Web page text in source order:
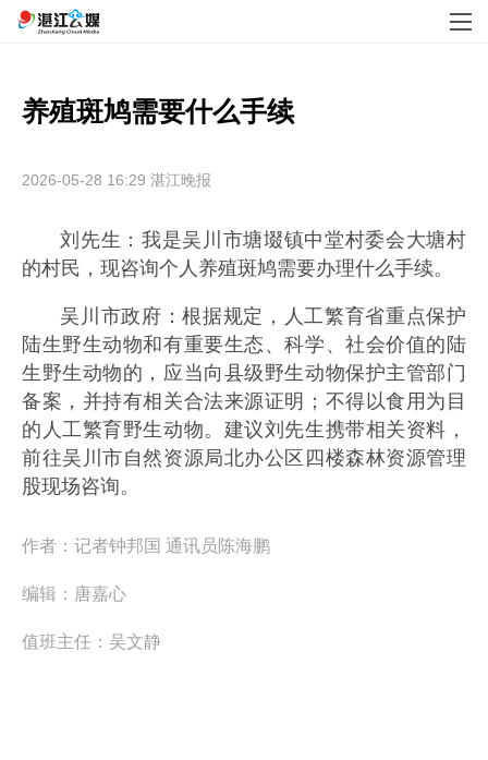
养殖斑鸠需要什么手续
2026-05-28 16:29 湛江晚报
刘先生：我是吴川市塘㙍镇中堂村委会大塘村
的村民，现咨询个人养殖斑鸠需要办理什么手续。
吴川市政府：根据规定，人工繁育省重点保护
陆生野生动物和有重要生态、科学、社会价值的陆
生野生动物的，应当向县级野生动物保护主管部门
备案，并持有相关合法来源证明；不得以食用为目
的人工繁育野生动物。建议刘先生携带相关资料，
前往吴川市自然资源局北办公区四楼森林资源管理
股现场咨询。
作者： 记者钟邦国 通讯员陈海鹏
编辑： 唐嘉心
值班主任： 吴文静